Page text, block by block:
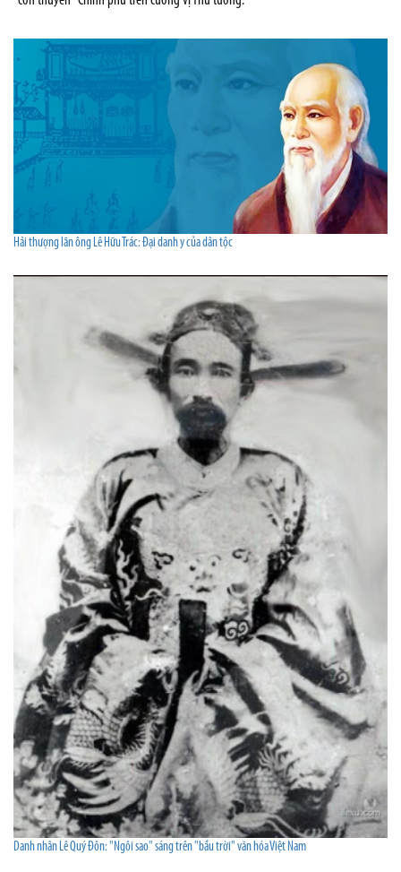
Hải thượng lãn ông Lê Hữu Trác: Đại danh y của dân tộc
Danh nhân Lê Quý Đôn: "Ngôi sao" sáng trên "bầu trời" văn hóa Việt Nam